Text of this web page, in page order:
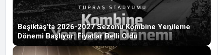
Beşiktaş’ta 2026-2027 Sezonu Kombine Yenileme
Dönemi Başlıyor: Fiyatlar Belli Oldu